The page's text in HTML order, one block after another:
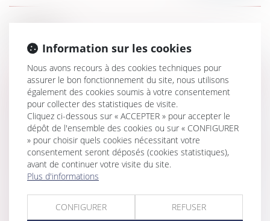
Une cession d’entreprise rondement menée
Secteur des solutions de paiement du stationnement en
France : l’Autorité autorise le rachat par le groupe EasyPark
du groupe Flowbird
Comment aider les femmes victimes de violences au
sein du couple ?
Effets de l’incarcération du salarié sur la signature de son
solde de tout compte
Un registre pour centraliser les mandats de protection
future
Filiation issue d’une GPA : une reconnaissance sans
Information sur les cookies
Nous avons recours à des cookies techniques pour
assurer le bon fonctionnement du site, nous utilisons
également des cookies soumis à votre consentement
pour collecter des statistiques de visite.
Cliquez ci-dessous sur « ACCEPTER » pour accepter le
dépôt de l'ensemble des cookies ou sur « CONFIGURER
» pour choisir quels cookies nécessitant votre
consentement seront déposés (cookies statistiques),
avant de continuer votre visite du site.
Plus d'informations
CONFIGURER REFUSER